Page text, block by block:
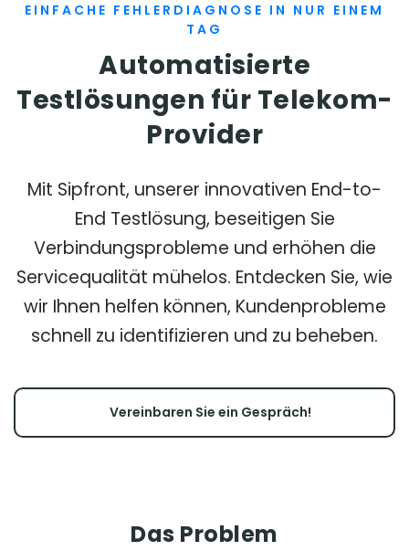
EINFACHE FEHLERDIAGNOSE IN NUR EINEM
TAG
Automatisierte
Testlösungen für Telekom-
Provider
Mit Sipfront, unserer innovativen End-to-
End Testlösung, beseitigen Sie
Verbindungsprobleme und erhöhen die
Servicequalität mühelos. Entdecken Sie, wie
wir Ihnen helfen können, Kundenprobleme
schnell zu identifizieren und zu beheben.
Vereinbaren Sie ein Gespräch!
Das Problem